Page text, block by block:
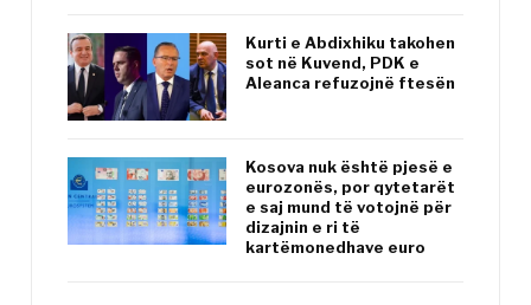
Kurti e Abdixhiku takohen
sot në Kuvend, PDK e
Aleanca refuzojnë ftesën
Kosova nuk është pjesë e
eurozonës, por qytetarët
e saj mund të votojnë për
dizajnin e ri të
kartëmonedhave euro